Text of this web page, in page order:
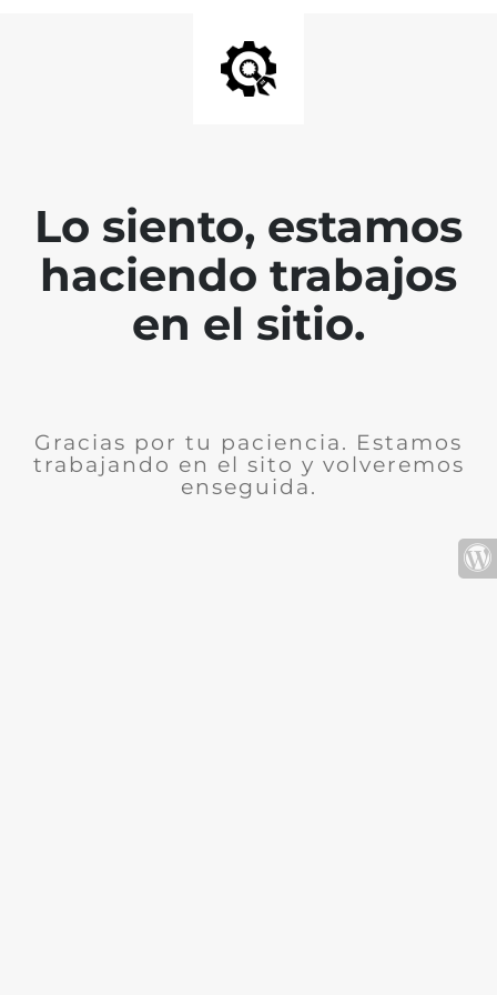
Lo siento, estamos
haciendo trabajos
en el sitio.
Gracias por tu paciencia. Estamos
trabajando en el sito y volveremos
enseguida.